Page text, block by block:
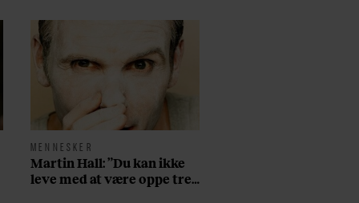
MENNESKER
Martin Hall: ”Du kan ikke
leve med at være oppe tre